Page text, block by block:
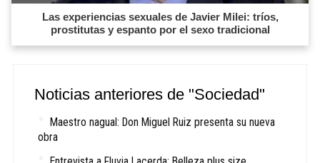
Las experiencias sexuales de Javier Milei: tríos,
prostitutas y espanto por el sexo tradicional
Noticias anteriores de "Sociedad"
Maestro nagual: Don Miguel Ruiz presenta su nueva
obra